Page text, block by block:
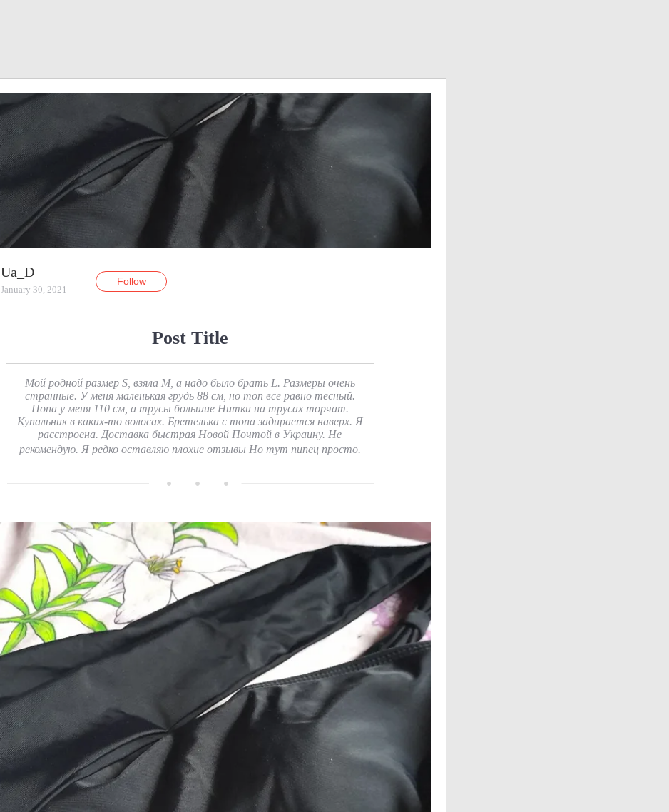
Ua_D
January 30, 2021
Follow
Post Title
Мой родной размер S, взяла М, а надо было брать L. Размеры очень
странные. У меня маленькая грудь 88 см, но топ все равно тесный.
Попа у меня 110 см, а трусы большие Нитки на трусах торчат.
Купальник в каких-то волосах. Бретелька с топа задирается наверх. Я
расстроена. Доставка быстрая Новой Почтой в Украину. Не
рекомендую. Я редко оставляю плохие отзывы Но тут пипец просто.    